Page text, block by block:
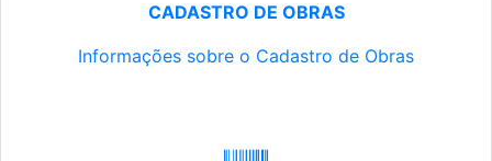
CADASTRO DE OBRAS
Informações sobre o Cadastro de Obras